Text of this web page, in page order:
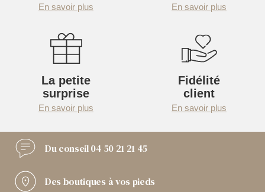
En savoir plus En savoir plus
La petite
surprise
En savoir plus
Fidélité
client
En savoir plus
Du conseil04 50 21 21 45
Des boutiques à vos pieds